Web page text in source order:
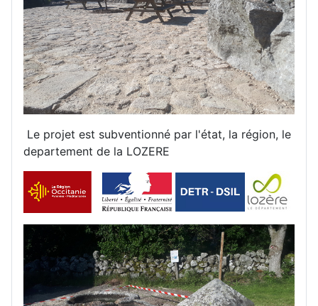
Le projet est subventionné par l'état, la région, le
departement de la LOZERE